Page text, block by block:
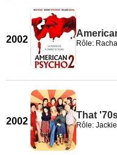
2002 Rôle:
2002
That
Rôle: